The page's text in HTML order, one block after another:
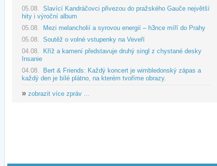
05.08. Slavící Kandráčovci přivezou do pražského Gauče největší
hity i výroční album
05.08. Mezi melancholií a syrovou energií – h3nce míří do Prahy
05.08. Soutěž o volné vstupenky na Veveří
04.08. Kříž a kamení představuje druhý singl z chystané desky
Insanie
04.08. Bert & Friends: Každý koncert je wimbledonský zápas a
každý den je bílé plátno, na kterém tvoříme obrazy.
» zobrazit více zpráv ...